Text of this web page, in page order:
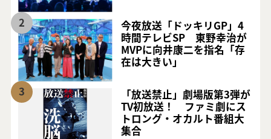
2
今夜放送「ドッキリGP」4
時間テレビSP 東野幸治が
MVPに向井康二を指名「存
在は大きい」
3
「放送禁止」劇場版第3弾が
TV初放送！ ファミ劇にス
トロング・オカルト番組大
集合